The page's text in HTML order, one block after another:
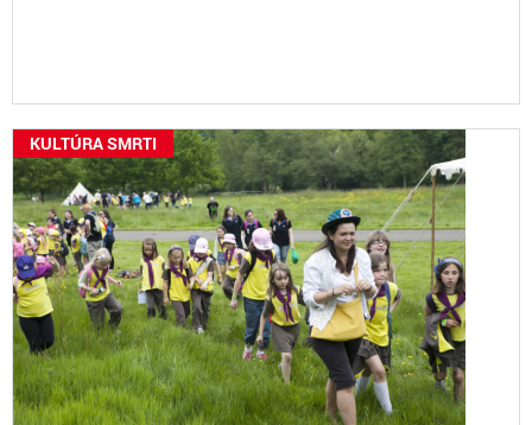
KULTÚRA SMRTI